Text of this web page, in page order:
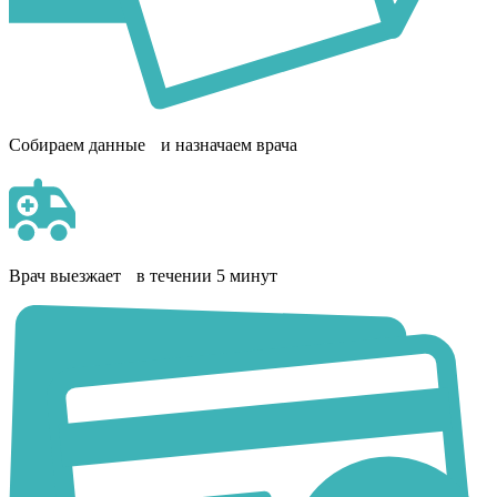
Собираем данные и назначаем врача
Врач выезжает в течении 5 минут